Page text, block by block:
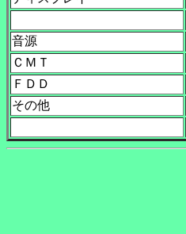
音源
ＣＭＴ
ＦＤＤ
その他